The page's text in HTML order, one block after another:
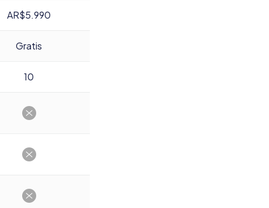
AR$5.990
Gratis
10